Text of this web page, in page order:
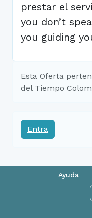
prestar el
you don’t
you guiding
Esta Oferta
del Tiempo
Entra
Ayuda